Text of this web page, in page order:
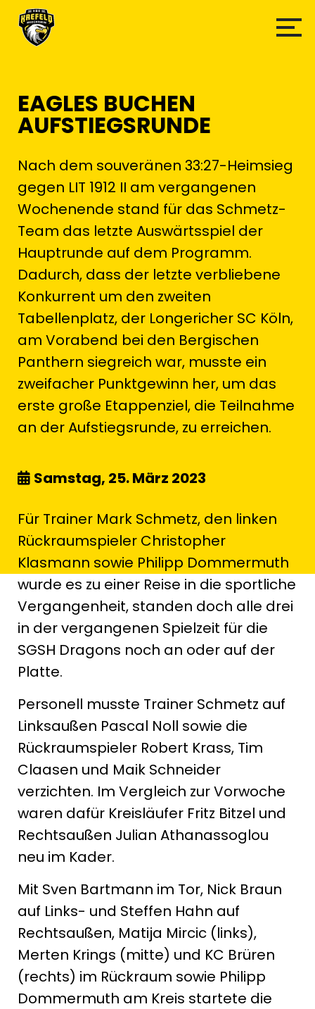
EAGLES BUCHEN
AUFSTIEGSRUNDE
Nach dem souveränen 33:27-Heimsieg
gegen LIT 1912 II am vergangenen
Wochenende stand für das Schmetz-
Team das letzte Auswärtsspiel der
Hauptrunde auf dem Programm.
Dadurch, dass der letzte verbliebene
Konkurrent um den zweiten
Tabellenplatz, der Longericher SC Köln,
am Vorabend bei den Bergischen
Panthern siegreich war, musste ein
zweifacher Punktgewinn her, um das
erste große Etappenziel, die Teilnahme
an der Aufstiegsrunde, zu erreichen.
Samstag, 25. März 2023
Für Trainer Mark Schmetz, den linken
Rückraumspieler Christopher
Klasmann sowie Philipp Dommermuth
wurde es zu einer Reise in die sportliche
Vergangenheit, standen doch alle drei
in der vergangenen Spielzeit für die
SGSH Dragons noch an oder auf der
Platte.
Personell musste Trainer Schmetz auf
Linksaußen Pascal Noll sowie die
Rückraumspieler Robert Krass, Tim
Claasen und Maik Schneider
verzichten. Im Vergleich zur Vorwoche
waren dafür Kreisläufer Fritz Bitzel und
Rechtsaußen Julian Athanassoglou
neu im Kader.
Mit Sven Bartmann im Tor, Nick Braun
auf Links- und Steffen Hahn auf
Rechtsaußen, Matija Mircic (links),
Merten Krings (mitte) und KC Brüren
(rechts) im Rückraum sowie Philipp
Dommermuth am Kreis startete die